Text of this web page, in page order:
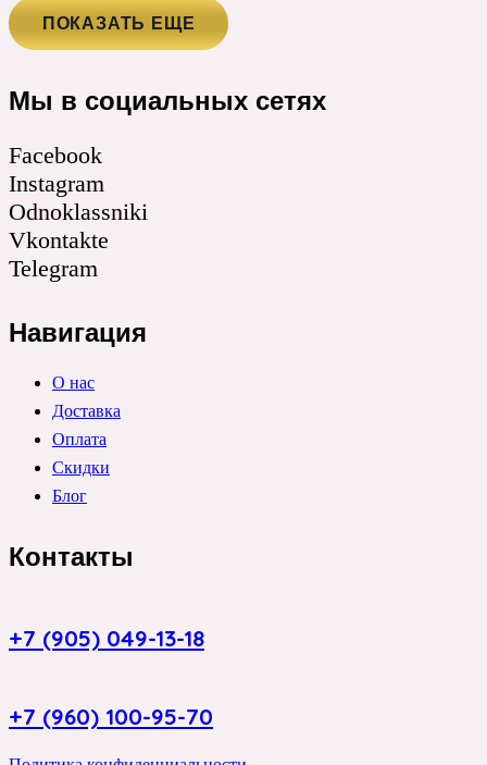
ПОКАЗАТЬ ЕЩЕ
Мы в социальных сетях
Facebook
Instagram
Odnoklassniki
Vkontakte
Telegram
Навигация
О нас
Доставка
Оплата
Скидки
Блог
Контакты
+7 (905) 049-13-18
+7 (960) 100-95-70